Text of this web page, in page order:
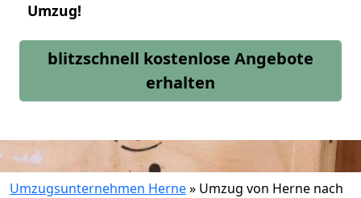
Umzug!
blitzschnell kostenlose Angebote
erhalten
Umzugsunternehmen Herne» Umzug von Herne nach